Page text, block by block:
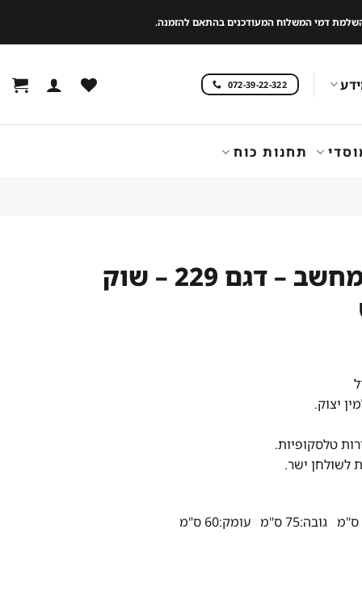
דמי המשלוח המעודכנים בהתאם להזמנה.
072-39-22-322
תחנות כוח
שולחן מחשב – דגם 229 – שוק
יצוק.
לשולחן ישר.